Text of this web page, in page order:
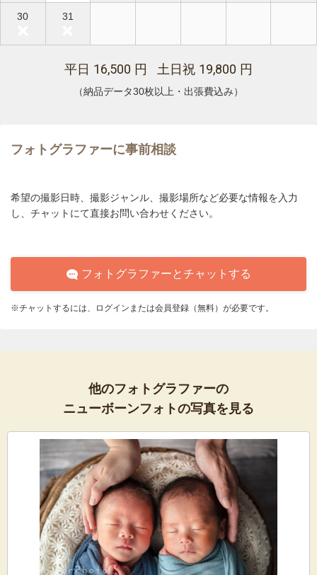
30 31
平日 16,500 円 土日祝 19,800 円
（納品データ30枚以上・出張費込み）
フォトグラファーに事前相談
希望の撮影日時、撮影ジャンル、撮影場所など必要な情報を入力
し、チャットにて直接お問い合わせください。
フォトグラファーとチャットする
※チャットするには、ログインまたは会員登録（無料）が必要です。
他のフォトグラファーの
ニューボーンフォトの写真を見る